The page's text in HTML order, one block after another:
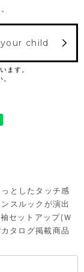
child
としたタッチ感
スルックが演出
セットアップ(Ｗ
タログ掲載商品